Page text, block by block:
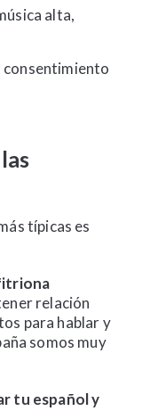
alta,
consentimiento
típicas es
relación
para hablar y
somos muy
tu español y